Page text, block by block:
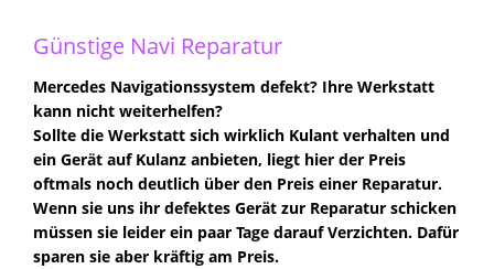
Günstige Navi Reparatur
Mercedes Navigationssystem defekt? Ihre Werkstatt
kann nicht weiterhelfen?
Sollte die Werkstatt sich wirklich Kulant verhalten und
ein Gerät auf Kulanz anbieten, liegt hier der Preis
oftmals noch deutlich über den Preis einer Reparatur.
Wenn sie uns ihr defektes Gerät zur Reparatur schicken
müssen sie leider ein paar Tage darauf Verzichten. Dafür
sparen sie aber kräftig am Preis.